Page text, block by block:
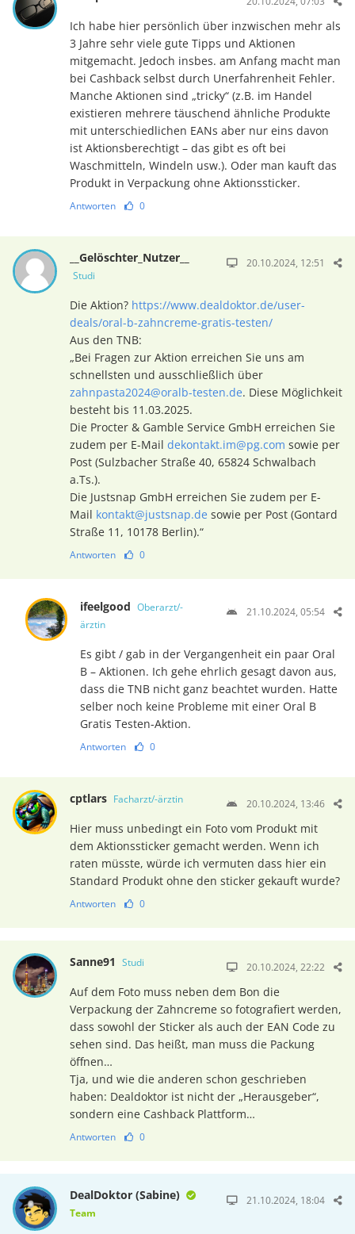
Ich habe hier persönlich über inzwischen mehr als
3 Jahre sehr viele gute Tipps und Aktionen
mitgemacht. Jedoch insbes. am Anfang macht man
bei Cashback selbst durch Unerfahrenheit Fehler.
Manche Aktionen sind „tricky“ (z.B. im Handel
existieren mehrere täuschend ähnliche Produkte
mit unterschiedlichen EANs aber nur eins davon
ist Aktionsberechtigt – das gibt es oft bei
Waschmitteln, Windeln usw.). Oder man kauft das
Produkt in Verpackung ohne Aktionssticker.
Antworten 0
__Gelöschter_Nutzer__
Studi
20.10.2024, 12:51
Die Aktion? https://www.dealdoktor.de/user-
deals/oral-b-zahncreme-gratis-testen/
Aus den TNB:
„Bei Fragen zur Aktion erreichen Sie uns am
schnellsten und ausschließlich über
zahnpasta2024@oralb-testen.de. Diese Möglichkeit
besteht bis 11.03.2025.
Die Procter & Gamble Service GmbH erreichen Sie
zudem per E-Mail dekontakt.im@pg.com sowie per
Post (Sulzbacher Straße 40, 65824 Schwalbach
a.Ts.).
Die Justsnap GmbH erreichen Sie zudem per E-
Mail kontakt@justsnap.de sowie per Post (Gontard
Straße 11, 10178 Berlin).“
Antworten 0
ifeelgood Oberarzt/-
ärztin
21.10.2024, 05:54
Es gibt / gab in der Vergangenheit ein paar Oral
B – Aktionen. Ich gehe ehrlich gesagt davon aus,
dass die TNB nicht ganz beachtet wurden. Hatte
selber noch keine Probleme mit einer Oral B
Gratis Testen-Aktion.
Antworten 0
cptlars Facharzt/-ärztin 20.10.2024, 13:46
Hier muss unbedingt ein Foto vom Produkt mit
dem Aktionssticker gemacht werden. Wenn ich
raten müsste, würde ich vermuten dass hier ein
Standard Produkt ohne den sticker gekauft wurde?
Antworten 0
Sanne91 Studi 20.10.2024, 22:22
Auf dem Foto muss neben dem Bon die
Verpackung der Zahncreme so fotografiert werden,
dass sowohl der Sticker als auch der EAN Code zu
sehen sind. Das heißt, man muss die Packung
öffnen…
Tja, und wie die anderen schon geschrieben
haben: Dealdoktor ist nicht der „Herausgeber“,
sondern eine Cashback Plattform…
Antworten 0
DealDoktor (Sabine)
Team
21.10.2024, 18:04